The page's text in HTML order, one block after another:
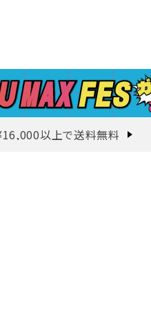
以上で送料無料